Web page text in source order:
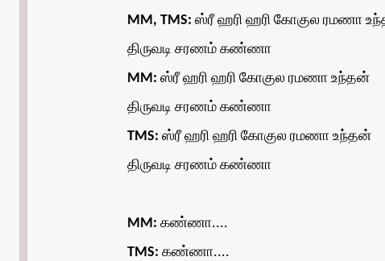
MM, TMS: ஸ்ரீ ஹரி ஹரி கோகுல ரமணா
திருவடி சரணம் கண்ணா
MM: ஸ்ரீ ஹரி ஹரி கோகுல ரமணா உந்தன்
திருவடி சரணம் கண்ணா
TMS: ஸ்ரீ ஹரி ஹரி கோகுல ரமணா உந்தன்
திருவடி சரணம் கண்ணா
MM: கண்ணா....
TMS: கண்ணா....